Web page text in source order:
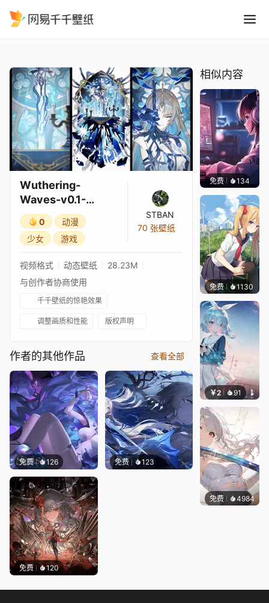
Wuthering-
Waves-v0.1-
Cartethyia
0
动漫
少女
游戏
STBAN
70 张壁纸
视频格式 动态壁纸
28.23M
与创作者协商使用
千千壁纸的惊艳效果
调整画质和性能 版权声明
作者的其他作品 查看全部
免费 126 免费 123
免费 120
相似内容
免费 134
免费 1130
￥2 91 豆子
免费 4984